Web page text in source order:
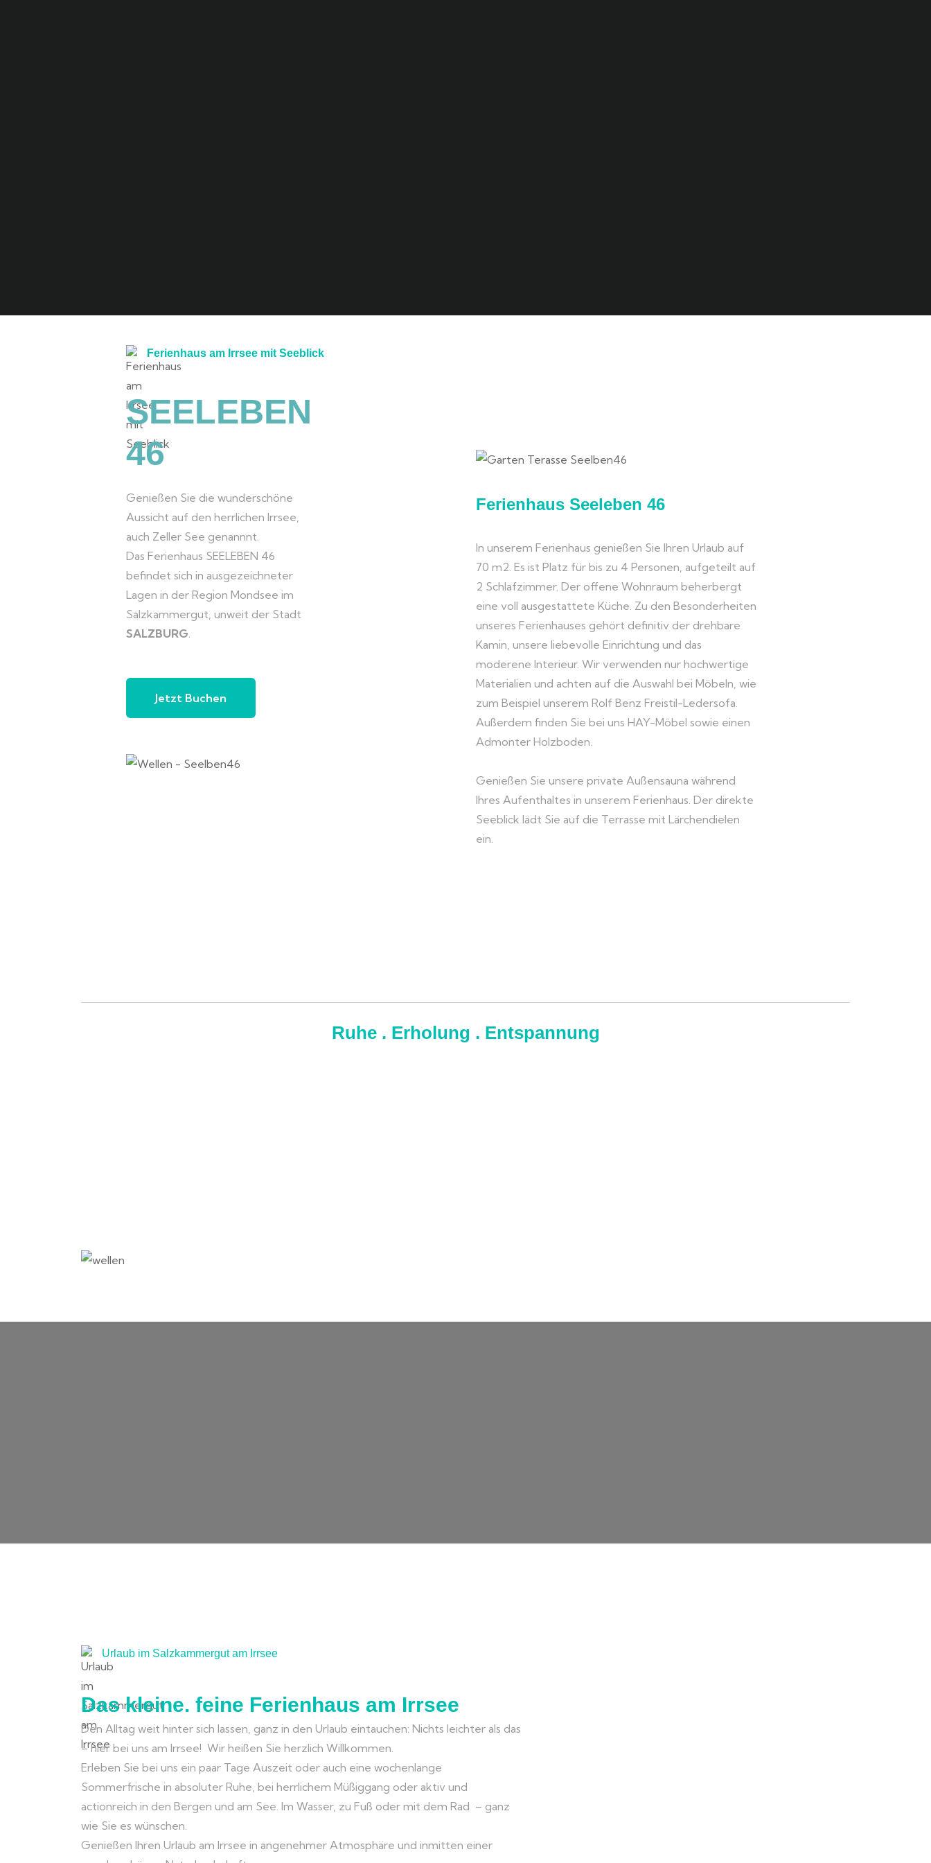
Ferienhaus am Irrsee mit Seeblick
SEELEBEN
46
Genießen Sie die wunderschöne
Aussicht auf den herrlichen Irrsee,
auch Zeller See genannnt.
Das Ferienhaus SEELEBEN 46
befindet sich in ausgezeichneter
Lagen in der Region Mondsee im
Salzkammergut, unweit der Stadt
SALZBURG.
Jetzt Buchen
Ferienhaus Seeleben 46
In unserem Ferienhaus genießen Sie Ihren Urlaub auf
70 m2. Es ist Platz für bis zu 4 Personen, aufgeteilt auf
2 Schlafzimmer. Der offene Wohnraum beherbergt
eine voll ausgestattete Küche. Zu den Besonderheiten
unseres Ferienhauses gehört definitiv der drehbare
Kamin, unsere liebevolle Einrichtung und das
moderene Interieur. Wir verwenden nur hochwertige
Materialien und achten auf die Auswahl bei Möbeln, wie
zum Beispiel unserem Rolf Benz Freistil-Ledersofa.
Außerdem finden Sie bei uns HAY-Möbel sowie einen
Admonter Holzboden.
Genießen Sie unsere private Außensauna während
Ihres Aufenthaltes in unserem Ferienhaus. Der direkte
Seeblick lädt Sie auf die Terrasse mit Lärchendielen
ein.
Ruhe . Erholung . Entspannung
Urlaub im Salzkammergut am Irrsee
Das kleine. feine Ferienhaus am Irrsee
Den Alltag weit hinter sich lassen, ganz in den Urlaub eintauchen: Nichts leichter als das
– hier bei uns am Irrsee! Wir heißen Sie herzlich Willkommen.
Erleben Sie bei uns ein paar Tage Auszeit oder auch eine wochenlange
Sommerfrische in absoluter Ruhe, bei herrlichem Müßiggang oder aktiv und
actionreich in den Bergen und am See. Im Wasser, zu Fuß oder mit dem Rad – ganz
wie Sie es wünschen.
Genießen Ihren Urlaub am Irrsee in angenehmer Atmosphäre und inmitten einer